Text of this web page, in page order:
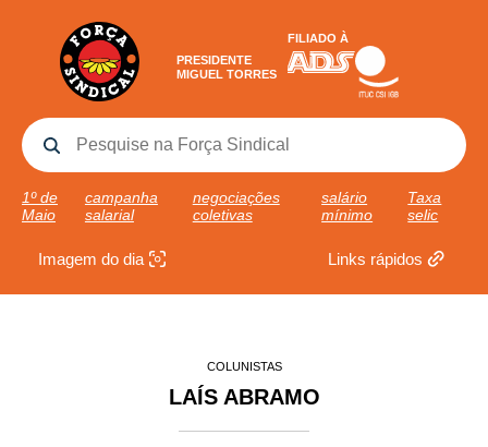
PRESIDENTE
MIGUEL TORRES
FILIADO À
1º de
Maio
campanha
salarial
negociações
coletivas
salário
mínimo
Taxa
selic
Imagem do dia Links rápidos
COLUNISTAS
LAÍS ABRAMO